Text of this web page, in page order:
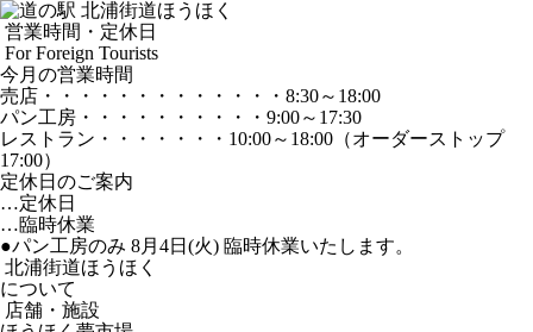
営業時間・定休日
For Foreign Tourists
今月の営業時間
売店 ・・・・・・・・・・・・・ 8:30～18:00
パン工房 ・・・・・・・・・・ 9:00～17:30
レストラン ・・・・・・・ 10:00～18:00 （オーダーストップ
17:00）
定休日のご案内
…定休日
…臨時休業
●パン工房のみ 8月4日(火) 臨時休業いたします。
北浦街道ほうほく
について
店舗・施設